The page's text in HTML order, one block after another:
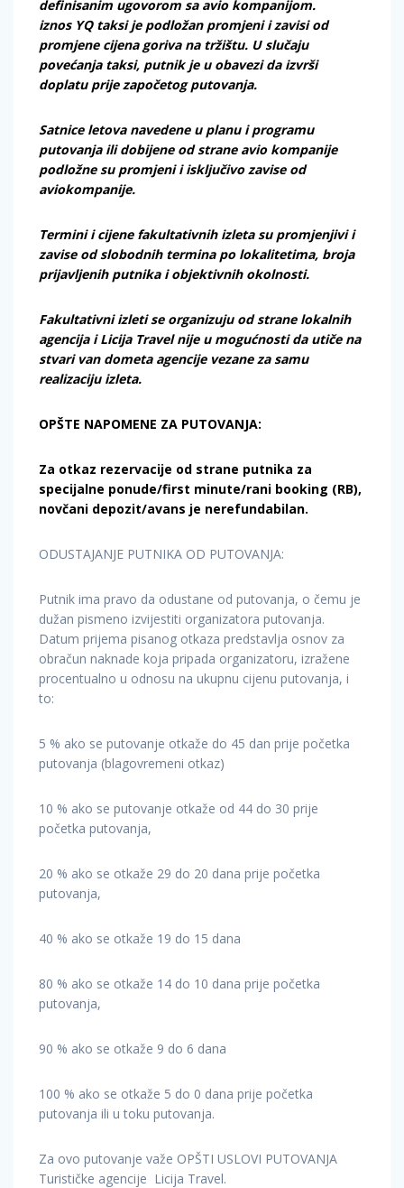
definisanim ugovorom sa avio kompanijom.
iznos YQ taksi je podložan promjeni i zavisi od
promjene cijena goriva na tržištu. U slučaju
povećanja taksi, putnik je u obavezi da izvrši
doplatu prije započetog putovanja.
Satnice letova navedene u planu i programu
putovanja ili dobijene od strane avio kompanije
podložne su promjeni i isključivo zavise od
aviokompanije.
Termini i cijene fakultativnih izleta su promjenjivi i
zavise od slobodnih termina po lokalitetima, broja
prijavljenih putnika i objektivnih okolnosti.
Fakultativni izleti se organizuju od strane lokalnih
agencija i Licija Travel nije u mogućnosti da utiče na
stvari van dometa agencije vezane za samu
realizaciju izleta.
OPŠTE NAPOMENE ZA PUTOVANJA:
Za otkaz rezervacije od strane putnika za
specijalne ponude/first minute/rani booking (RB),
novčani depozit/avans je nerefundabilan.
ODUSTAJANJE PUTNIKA OD PUTOVANJA:
Putnik ima pravo da odustane od putovanja, o čemu je
dužan pismeno izvijestiti organizatora putovanja.
Datum prijema pisanog otkaza predstavlja osnov za
obračun naknade koja pripada organizatoru, izražene
procentualno u odnosu na ukupnu cijenu putovanja, i
to:
5 % ako se putovanje otkaže do 45 dan prije početka
putovanja (blagovremeni otkaz)
10 % ako se putovanje otkaže od 44 do 30 prije
početka putovanja,
20 % ako se otkaže 29 do 20 dana prije početka
putovanja,
40 % ako se otkaže 19 do 15 dana
80 % ako se otkaže 14 do 10 dana prije početka
putovanja,
90 % ako se otkaže 9 do 6 dana
100 % ako se otkaže 5 do 0 dana prije početka
putovanja ili u toku putovanja.
Za ovo putovanje važe OPŠTI USLOVI PUTOVANJA
Turističke agencije Licija Travel.